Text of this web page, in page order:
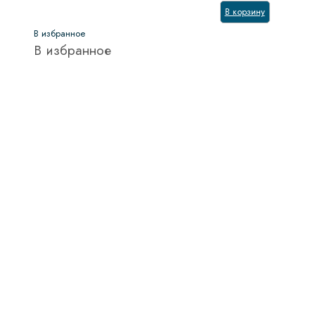
В корзину
В избранное
В избранное